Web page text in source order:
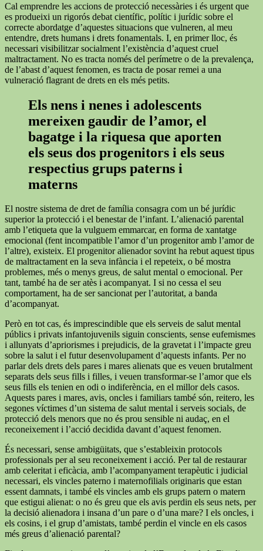
Cal emprendre les accions de protecció necessàries i és urgent que
es produeixi un rigorós debat científic, polític i jurídic sobre el
correcte abordatge d’aquestes situacions que vulneren, al meu
entendre, drets humans i drets fonamentals. I, en primer lloc, és
necessari visibilitzar socialment l’existència d’aquest cruel
maltractament. No es tracta només del perímetre o de la prevalença,
de l’abast d’aquest fenomen, es tracta de posar remei a una
vulneració flagrant de drets en els més petits.
Els nens i nenes i adolescents
mereixen gaudir de l’amor, el
bagatge i la riquesa que aporten
els seus dos progenitors i els seus
respectius grups paterns i
materns
El nostre sistema de dret de família consagra com un bé jurídic
superior la protecció i el benestar de l’infant. L’alienació parental
amb l’etiqueta que la vulguem emmarcar, en forma de xantatge
emocional (fent incompatible l’amor d’un progenitor amb l’amor de
l’altre), existeix. El progenitor alienador sovint ha rebut aquest tipus
de maltractament en la seva infància i el repeteix, o bé mostra
problemes, més o menys greus, de salut mental o emocional. Per
tant, també ha de ser atès i acompanyat. I si no cessa el seu
comportament, ha de ser sancionat per l’autoritat, a banda
d’acompanyat.
Però en tot cas, és imprescindible que els serveis de salut mental
públics i privats infantojuvenils siguin conscients, sense eufemismes
i allunyats d’apriorismes i prejudicis, de la gravetat i l’impacte greu
sobre la salut i el futur desenvolupament d’aquests infants. Per no
parlar dels drets dels pares i mares alienats que es veuen brutalment
separats dels seus fills i filles, i veuen transformar-se l’amor que els
seus fills els tenien en odi o indiferència, en el millor dels casos.
Aquests pares i mares, avis, oncles i familiars també són, reitero, les
segones víctimes d’un sistema de salut mental i serveis socials, de
protecció dels menors que no és prou sensible ni audaç, en el
reconeixement i l’acció decidida davant d’aquest fenomen.
És necessari, sense ambigüitats, que s’estableixin protocols
professionals per al seu reconeixement i acció. Per tal de restaurar
amb celeritat i eficàcia, amb l’acompanyament terapèutic i judicial
necessari, els vincles paterno i maternofilials originaris que estan
essent damnats, i també els vincles amb els grups patern o matern
que estigui alienat: o no és greu que els avis perdin els seus nets, per
la decisió alienadora i insana d’un pare o d’una mare? I els oncles, i
els cosins, i el grup d’amistats, també perdin el vincle en els casos
més greus d’alienació parental?